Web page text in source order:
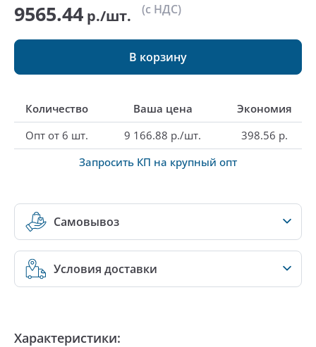
9565.44 р./шт. (с НДС)
В корзину
Количество Ваша цена
Экономия
Опт от 6 шт.
9 166.88 р./шт.
398.56 р.
Запросить КП на крупный опт
Самовывоз
Условия доставки
Характеристики: